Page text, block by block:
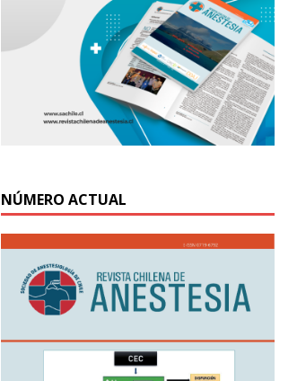
NÚMERO ACTUAL